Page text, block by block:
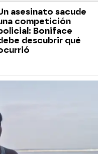
asesinato sacude
competición
Boniface
descubrir qué